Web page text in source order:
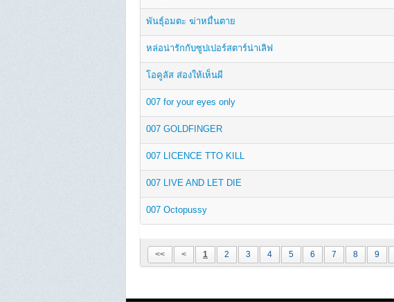
พันธุ์อมตะ ฆ่าหมื่นตาย
หล่อน่ารักกับซูปเปอร์สตาร์น่าเลิฟ
โอคูลัส ส่องให้เห็นผี
007 for your eyes only
007 GOLDFINGER
007 LICENCE TTO KILL
007 LIVE AND LET DIE
007 Octopussy
<< < 1 2 3 4 5 6 7 8 9